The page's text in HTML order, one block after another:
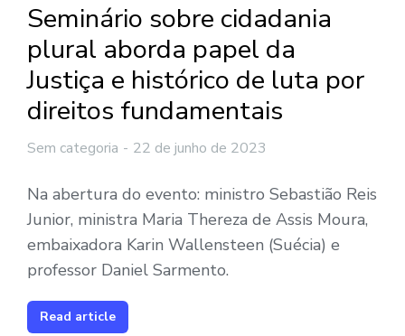
Seminário sobre cidadania
plural aborda papel da
Justiça e histórico de luta por
direitos fundamentais
Sem categoria 22 de junho de 2023
Na abertura do evento: ministro Sebastião Reis
Junior, ministra Maria Thereza de Assis Moura,
embaixadora Karin Wallensteen (Suécia) e
professor Daniel Sarmento.
Read article